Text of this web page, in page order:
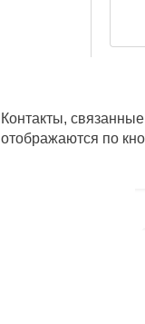
Контакты,
отображаются по